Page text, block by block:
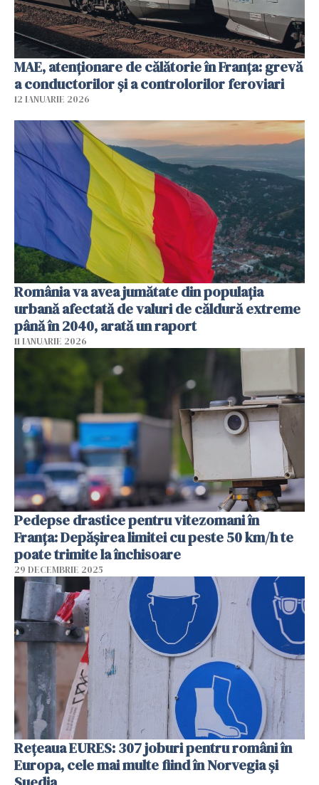
MAE, atenționare de călătorie în Franța: grevă
a conductorilor şi a controlorilor feroviari
12 IANUARIE 2026
România va avea jumătate din populația
urbană afectată de valuri de căldură extreme
până în 2040, arată un raport
11 IANUARIE 2026
Pedepse drastice pentru vitezomani în
Franța: Depășirea limitei cu peste 50 km/h te
poate trimite la închisoare
29 DECEMBRIE 2025
Rețeaua EURES: 307 joburi pentru români în
Europa, cele mai multe fiind în Norvegia și